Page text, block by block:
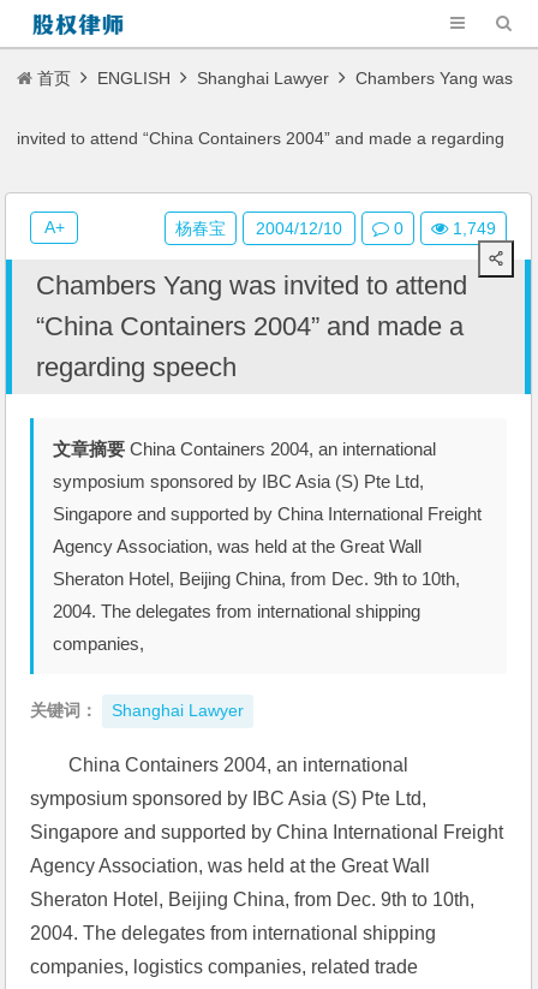
首页 ENGLISH Shanghai Lawyer Chambers Yang was
invited to attend “China Containers 2004” and made a regarding
speech
Chambers Yang was invited to attend
“China Containers 2004” and made a
regarding speech
文章摘要 China Containers 2004, an international
symposium sponsored by IBC Asia (S) Pte Ltd,
Singapore and supported by China International Freight
Agency Association, was held at the Great Wall
Sheraton Hotel, Beijing China, from Dec. 9th to 10th,
2004. The delegates from international shipping
companies,
关键词： Shanghai Lawyer
China Containers 2004, an international
symposium sponsored by IBC Asia (S) Pte Ltd,
Singapore and supported by China International Freight
Agency Association, was held at the Great Wall
Sheraton Hotel, Beijing China, from Dec. 9th to 10th,
2004. The delegates from international shipping
companies, logistics companies, related trade
杨春宝 2004/12/10 0 1,749
A+